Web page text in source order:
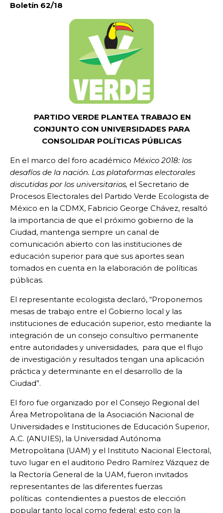
Boletín 62/18
PARTIDO VERDE PLANTEA TRABAJO EN
CONJUNTO CON UNIVERSIDADES PARA
CONSOLIDAR POLÍTICAS PÚBLICAS
En el marco del foro académico México 2018: los
desafíos de la nación. Las plataformas electorales
discutidas por los universitarios, el Secretario de
Procesos Electorales del Partido Verde Ecologista de
México en la CDMX, Fabricio George Chávez, resaltó
la importancia de que el próximo gobierno de la
Ciudad, mantenga siempre un canal de
comunicación abierto con las instituciones de
educación superior para que sus aportes sean
tomados en cuenta en la elaboración de políticas
públicas.
El representante ecologista declaró, “Proponemos
mesas de trabajo entre el Gobierno local y las
instituciones de educación superior, esto mediante la
integración de un consejo consultivo permanente
entre autoridades y universidades, para que el flujo
de investigación y resultados tengan una aplicación
práctica y determinante en el desarrollo de la
Ciudad”.
El foro fue organizado por el Consejo Regional del
Área Metropolitana de la Asociación Nacional de
Universidades e Instituciones de Educación Superior,
A.C. (ANUIES), la Universidad Autónoma
Metropolitana (UAM) y el Instituto Nacional Electoral,
tuvo lugar en el auditorio Pedro Ramírez Vázquez de
la Rectoría General de la UAM, fueron invitados
representantes de las diferentes fuerzas
políticas contendientes a puestos de elección
popular tanto local como federal; esto con la